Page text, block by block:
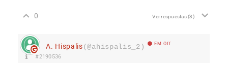
0 Ver respuestas(3)
A. Hispalis(@ahispalis_2) EM Off
#2190536